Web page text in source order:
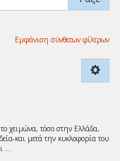
Εμφάνιση σύνθετων φίλτρων
χειμώνα, τόσο στην Ελλάδα,
και μετά την κυκλοφορία του
...